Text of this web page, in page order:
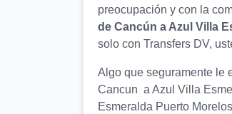
preocupación y con la
de Cancún a Azul Villa
solo con Transfers DV,
Algo que seguramente le
Cancun a Azul Villa
Esmeralda Puerto